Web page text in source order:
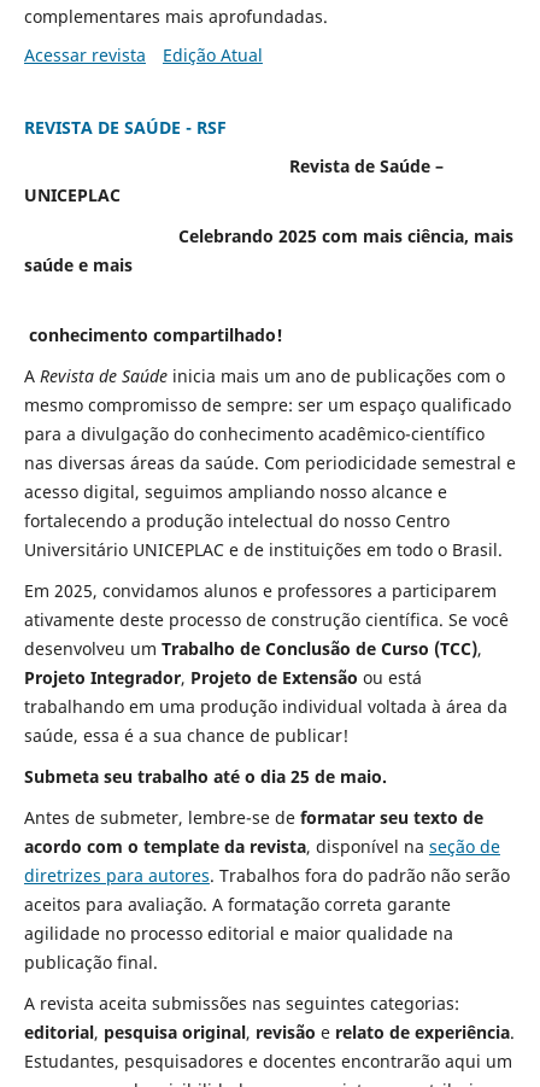
complementares mais aprofundadas.
Acessar revista
Edição Atual
REVISTA DE SAÚDE - RSF
Revista de Saúde –
UNICEPLAC
Celebrando 2025 com mais ciência, mais
saúde e mais
conhecimento compartilhado!
A Revista de Saúdeinicia mais um ano de publicações com o
mesmo compromisso de sempre: ser um espaço qualificado
para a divulgação do conhecimento acadêmico-científico
nas diversas áreas da saúde. Com periodicidade semestral e
acesso digital, seguimos ampliando nosso alcance e
fortalecendo a produção intelectual do nosso Centro
Universitário UNICEPLAC e de instituições em todo o Brasil.
Em 2025, convidamos alunos e professores a participarem
ativamente deste processo de construção científica. Se você
desenvolveu um Trabalho de Conclusão de Curso (TCC),
Projeto Integrador, Projeto de Extensão ou está
trabalhando em uma produção individual voltada à área da
saúde, essa é a sua chance de publicar!
Submeta seu trabalho até o dia 25 de maio.
Antes de submeter, lembre-se de formatar seu texto de
acordo com o template da revista, disponível na seção de
diretrizes para autores. Trabalhos fora do padrão não serão
aceitos para avaliação. A formatação correta garante
agilidade no processo editorial e maior qualidade na
publicação final.
A revista aceita submissões nas seguintes categorias:
editorial, pesquisa original, revisão e relato de experiência.
Estudantes, pesquisadores e docentes encontrarão aqui um